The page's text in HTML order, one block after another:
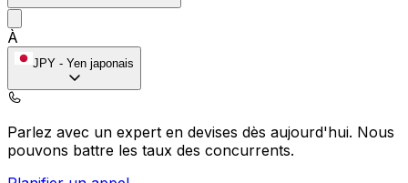
À
JPY - Yen japonais
Parlez avec un expert en devises dès aujourd'hui. Nous
pouvons battre les taux des concurrents.